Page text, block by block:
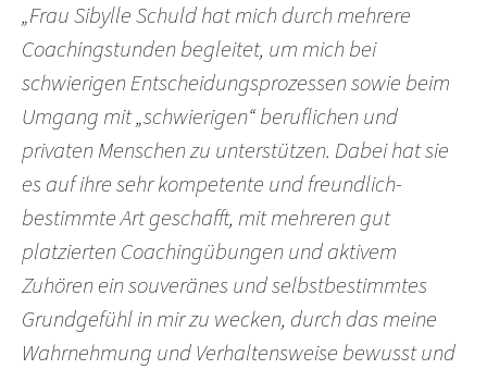
„Frau Sibylle Schuld hat mich durch mehrere
Coachingstunden begleitet, um mich bei
schwierigen Entscheidungsprozessen sowie beim
Umgang mit „schwierigen“ beruflichen und
privaten Menschen zu unterstützen. Dabei hat sie
es auf ihre sehr kompetente und freundlich-
bestimmte Art geschafft, mit mehreren gut
platzierten Coachingübungen und aktivem
Zuhören ein souveränes und selbstbestimmtes
Grundgefühl in mir zu wecken, durch das meine
Wahrnehmung und Verhaltensweise bewusst und